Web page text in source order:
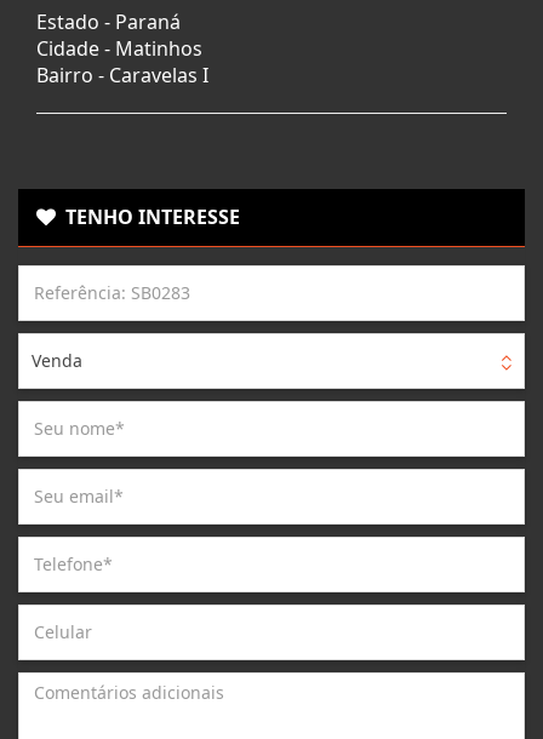
Estado - Paraná
Cidade - Matinhos
Bairro - Caravelas I
TENHO INTERESSE
Venda